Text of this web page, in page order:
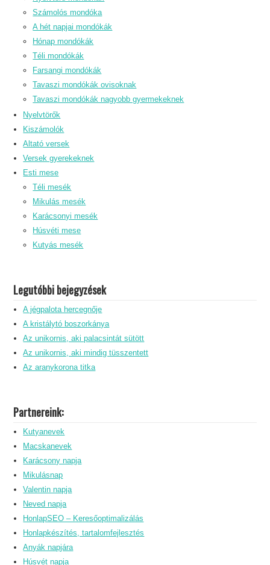
Számolós mondóka
A hét napjai mondókák
Hónap mondókák
Téli mondókák
Farsangi mondókák
Tavaszi mondókák ovisoknak
Tavaszi mondókák nagyobb gyermekeknek
Nyelvtörők
Kiszámolók
Altató versek
Versek gyerekeknek
Esti mese
Téli mesék
Mikulás mesék
Karácsonyi mesék
Húsvéti mese
Kutyás mesék
Legutóbbi bejegyzések
A jégpalota hercegnője
A kristálytó boszorkánya
Az unikornis, aki palacsintát sütött
Az unikornis, aki mindig tüsszentett
Az aranykorona titka
Partnereink:
Kutyanevek
Macskanevek
Karácsony napja
Mikulásnap
Valentin napja
Neved napja
HonlapSEO – Keresőoptimalizálás
Honlapkészítés, tartalomfejlesztés
Anyák napjára
Húsvét napja